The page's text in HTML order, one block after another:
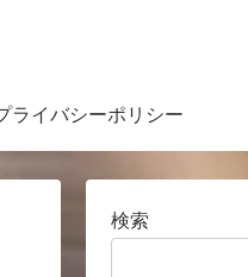
ライバシーポリシー
検索